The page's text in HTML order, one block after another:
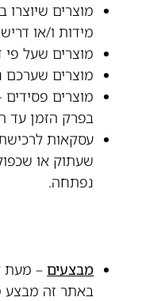
מוצרים שיוצרו
מידות ו/או
מוצרים שעל פי
מוצרים שערכם
מוצרים
בפרק הזמן עד
עסקאות
שעתוק או
נפתחה.
מבצעים – מעת
באתר זה מבצע